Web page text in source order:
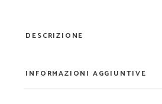
DESCRIZIONE
INFORMAZIONI AGGIUNTIVE